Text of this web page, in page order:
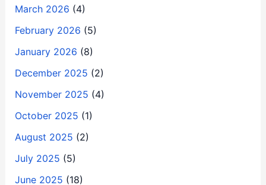
March 2026 (4)
February 2026 (5)
January 2026 (8)
December 2025 (2)
November 2025 (4)
October 2025 (1)
August 2025 (2)
July 2025 (5)
June 2025 (18)